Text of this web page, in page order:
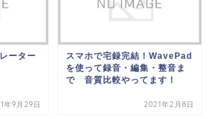
ーター
年9月29日
スマホで宅録完結！WavePad
を使って録音・編集・整音ま
で 音質比較やってます！
2021年2月8日